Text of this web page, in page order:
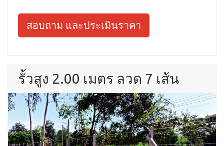
สอบถาม และประเมินราคา
รั้วสูง 2.00 เมตร ลวด 7 เส้น